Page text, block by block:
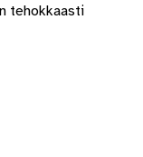
tehokkaasti